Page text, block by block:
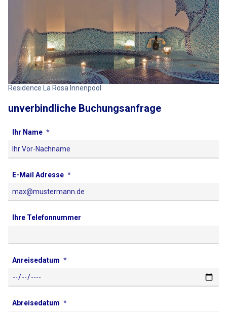
Residence La Rosa Innenpool
unverbindliche Buchungsanfrage
Ihr Name
E-Mail Adresse
Ihre Telefonnummer
Anreisedatum
Abreisedatum